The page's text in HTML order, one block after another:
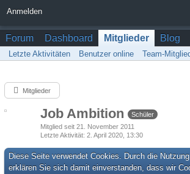
Anmelden
Forum Dashboard Mitglieder Blog
Letzte Aktivitäten Benutzer online Team-
Mitglieder
Job Ambition
Schüler
Mitglied seit 21. November 2011
Letzte Aktivität 2. April 2020, 13:30
Diese Seite verwendet Cookies. Durch die
erklären Sie sich damit einverstanden, dass wir